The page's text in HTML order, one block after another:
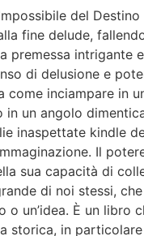
del
fine delude,
premessa intrigante
di delusione e
come inciampare in
in un angolo
inaspettate kindle
Il
sua capacità di
di noi stessi, che
o un’idea. È un libro
storica, in